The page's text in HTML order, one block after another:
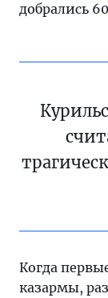
добрались
Когда
казармы,